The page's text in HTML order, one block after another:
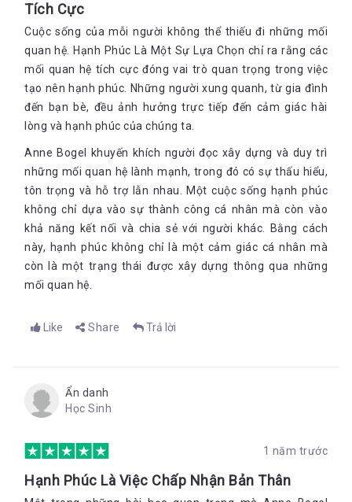
Tích Cực
Cuộc sống của mỗi người không thể thiếu đi những mối
quan hệ. Hạnh Phúc Là Một Sự Lựa Chọn chỉ ra rằng các
mối quan hệ tích cực đóng vai trò quan trọng trong việc
tạo nên hạnh phúc. Những người xung quanh, từ gia đình
đến bạn bè, đều ảnh hưởng trực tiếp đến cảm giác hài
lòng và hạnh phúc của chúng ta.
Anne Bogel khuyến khích người đọc xây dựng và duy trì
những mối quan hệ lành mạnh, trong đó có sự thấu hiểu,
tôn trọng và hỗ trợ lẫn nhau. Một cuộc sống hạnh phúc
không chỉ dựa vào sự thành công cá nhân mà còn vào
khả năng kết nối và chia sẻ với người khác. Bằng cách
này, hạnh phúc không chỉ là một cảm giác cá nhân mà
còn là một trạng thái được xây dựng thông qua những
mối quan hệ.
Like Share Trả lời
Ẩn danh
Học Sinh
1 năm trước
Hạnh Phúc Là Việc Chấp Nhận Bản Thân